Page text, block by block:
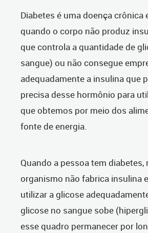
Diabetes é uma doença crônica
quando o corpo não produz
que controla a quantidade de
sangue) ou não consegue
adequadamente a insulina que
precisa desse hormônio para
que obtemos por meio dos
fonte de energia.
Quando a pessoa tem diabetes,
organismo não fabrica insulina
utilizar a glicose
glicose no sangue sobe
esse quadro permanecer por